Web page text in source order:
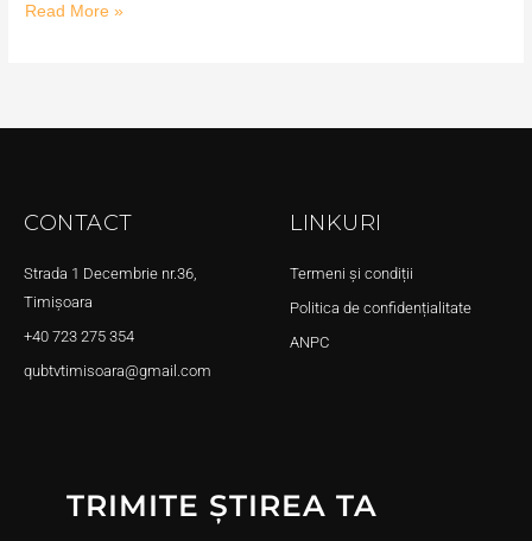
Read More »
CONTACT
Strada 1 Decembrie nr.36,
Timișoara
+40 723 275 354
qubtvtimisoara@gmail.com
LINKURI
Termeni și condiții
Politica de confidențialitate
ANPC
TRIMITE ȘTIREA TA